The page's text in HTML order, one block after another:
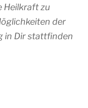
Heilkraft zu
der
in Dir stattfinden